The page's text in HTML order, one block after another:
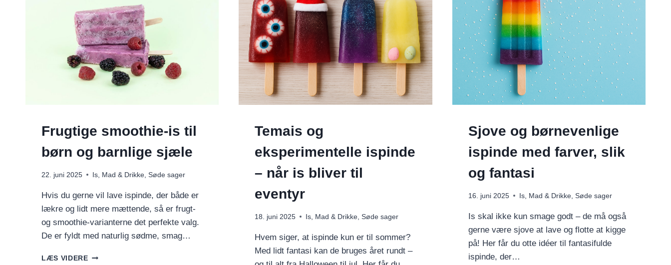
Frugtige smoothie-is til
børn og barnlige sjæle
22. juni 2025 Is Mad & Drikke Søde sager
Hvis du gerne vil lave ispinde, der både er
lækre og lidt mere mættende, så er frugt-
og smoothie-varianterne det perfekte valg.
De er fyldt med naturlig sødme, smag…
LÆS VIDEREFRUGTIGE
Temais og
eksperimentelle ispinde
– når is bliver til
eventyr
18. juni 2025 Is Mad & Drikke ,Søde sager
Hvem siger, at ispinde kun er til sommer?
Med lidt fantasi kan de bruges året rundt –
Sjove og børnevenlige
ispinde med farver, slik
og fantasi
16. juni 2025 Is, Mad & Drikke, Søde sager
Is skal ikke kun smage godt – de må også
gerne være sjove at lave og flotte at kigge
på! Her får du otte idéer til fantasifulde
ispinde, der…